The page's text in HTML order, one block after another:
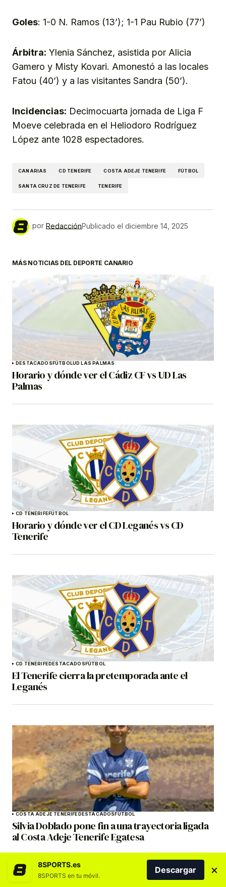
Goles: 1-0 N. Ramos (13’); 1-1 Pau Rubio (77’)
Árbitra: Ylenia Sánchez, asistida por Alicia
Gamero y Misty Kovari. Amonestó a las locales
Fatou (40’) y a las visitantes Sandra (50’).
Incidencias: Decimocuarta jornada de Liga F
Moeve celebrada en el Heliodoro Rodríguez
López ante 1028 espectadores.
CANARIAS CD TENERIFE COSTA ADEJE TENERIFE FÚTBOL
SANTA CRUZ DE TENERIFE TENERIFE
por RedacciónPublicado el diciembre 14, 2025
MÁS NOTICIAS DEL DEPORTE CANARIO
DESTACADOSFÚTBOLUD LAS PALMAS
Horario y dónde ver el Cádiz CF vs UD Las
Palmas
CD TENERIFEFÚTBOL
Horario y dónde ver el CD Leganés vs CD
Tenerife
CD TENERIFEDESTACADOSFÚTBOL
El Tenerife cierra la pretemporada ante el
Leganés
COSTA ADEJE TENERIFEDESTACADOSFÚTBOL
Silvia Doblado pone fin a una trayectoria ligada
al Costa Adeje Tenerife Egatesa
8SPORTS.es
8SPORTS en tu móvil.
Descargar ×